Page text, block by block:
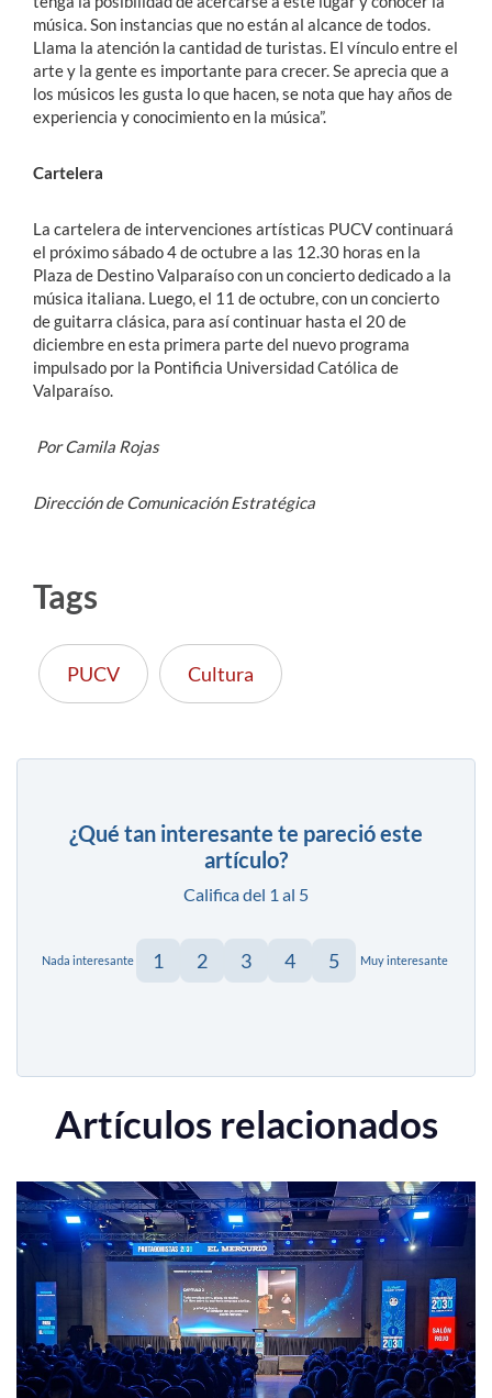
música. Son instancias que no están al alcance de todos.
Llama la atención la cantidad de turistas. El vínculo entre el
arte y la gente es importante para crecer. Se aprecia que a
los músicos les gusta lo que hacen, se nota que hay años de
experiencia y conocimiento en la música”.
Cartelera
La cartelera de intervenciones artísticas PUCV continuará
el próximo sábado 4 de octubre a las 12.30 horas en la
Plaza de Destino Valparaíso con un concierto dedicado a la
música italiana. Luego, el 11 de octubre, con un concierto
de guitarra clásica, para así continuar hasta el 20 de
diciembre en esta primera parte del nuevo programa
impulsado por la Pontificia Universidad Católica de
Valparaíso.
Por Camila Rojas
Dirección de Comunicación Estratégica
Tags
PUCV Cultura
¿Qué tan interesante te pareció este
artículo?
Califica del 1 al 5
Nada interesante 1 2 3 4 5 Muy interesante
Artículos relacionados